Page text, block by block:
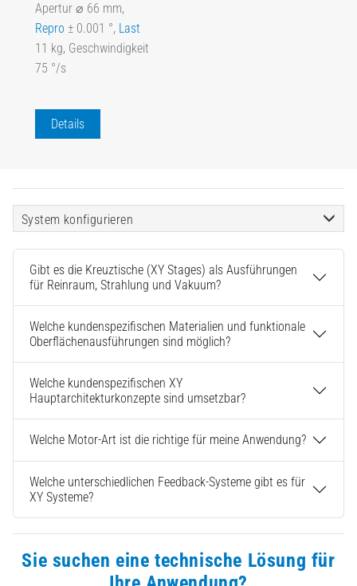
Apertur ⌀ 66 mm,
Repro ± 0.001 °, Last
11 kg, Geschwindigkeit
75 °/s
Details
System konfigurieren
Gibt es die Kreuztische (XY Stages) als Ausführungen
für Reinraum, Strahlung und Vakuum?
Welche kundenspezifischen Materialien und funktionale
Oberflächenausführungen sind möglich?
Welche kundenspezifischen XY
Hauptarchitekturkonzepte sind umsetzbar?
Welche Motor-Art ist die richtige für meine Anwendung?
Welche unterschiedlichen Feedback-Systeme gibt es für
XY Systeme?
Sie suchen eine technische Lösung für